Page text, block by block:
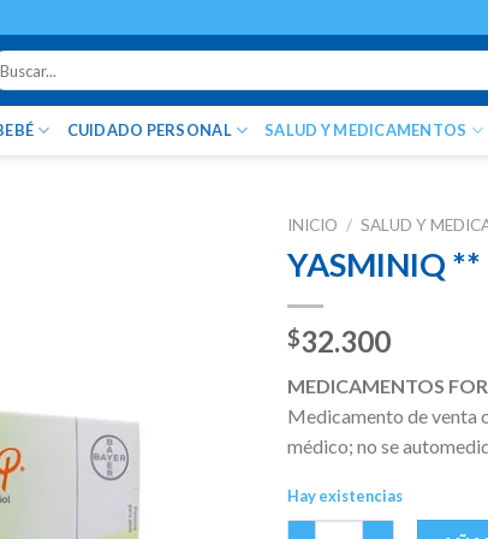
CUIDADO PERSONAL SALUD Y MEDICAMENTOS
INICIO / SALUD Y
YASMINIQ **
$32.300
MEDICAMENTOS
Medicamento de venta
médico; no se
Hay existencias
YASMINIQ ** CAJA X 28